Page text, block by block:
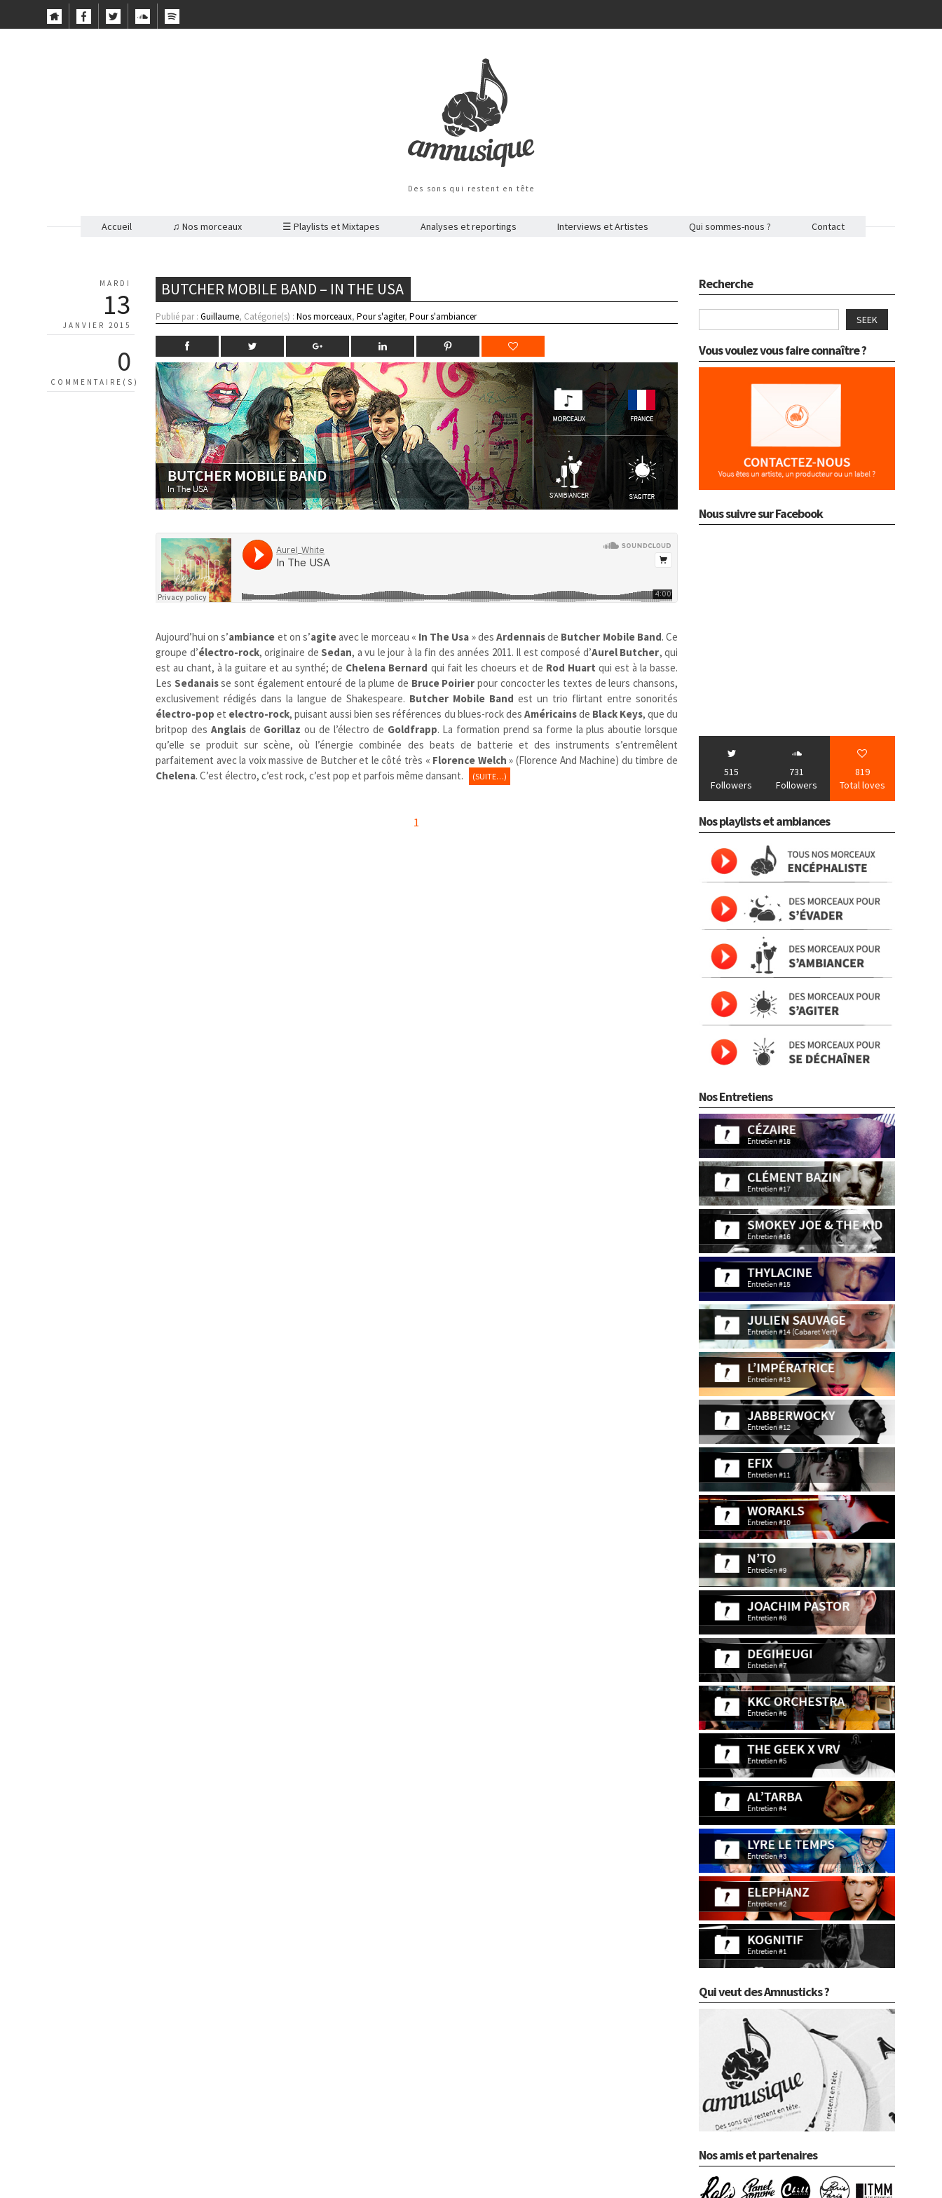
Des sons qui restent en tête
Accueil ♫ Nos morceaux ☰ Playlists et Mixtapes Analyses et reportings Interviews et Artistes Qui sommes-nous ? Contact
MARDI
13
JANVIER 2015
0
COMMENTAIRE(S)
BUTCHER MOBILE BAND – IN THE USA
Publié par :Guillaume, Catégorie(s) :Nos morceaux,Pour s'agiter,Pour s'ambiancer
Aujourd’hui on s’ambiance et on s’agiteavec le morceau « In The Usa » desArdennaisde Butcher Mobile Band. Ce
groupe d’électro-rock, originaire deSedan, a vu le jour à la fin des années 2011. Il est composé d’Aurel Butcher, qui
est au chant, à la guitare et au synthé; de Chelena Bernard qui fait les choeurs et de Rod Huart qui est à la basse.
Les Sedanaisse sont également entouré de la plume de Bruce Poirier pour concocter les textes de leurs chansons,
exclusivement rédigés dans la langue de Shakespeare. Butcher Mobile Band est un trio flirtant entre sonorités
électro-pop et electro-rock, puisant aussi bien ses références du blues-rock des Américainsde Black Keys, que du
britpop des Anglaisde Gorillaz ou de l’électro de Goldfrapp. La formation prend sa forme la plus aboutie lorsque
qu’elle se produit sur scène, où l’énergie combinée des beats de batterie et des instruments s’entremêlent
parfaitement avec la voix massive de Butcher et le côté très « Florence Welch » (Florence And Machine) du timbre de
Chelena. C’est électro, c’est rock, c’est pop et parfois même dansant. (SUITE…)
1
Recherche
SEEK
Vous voulez vous faire connaître ?
Nous suivre sur Facebook
515
Followers
731
Followers
819
Total loves
Nos playlists et ambiances
Nos Entretiens
Qui veut des Amnusticks ?
Nos amis et partenaires